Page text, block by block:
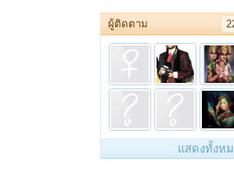
ผู้ติดตาม
แสดงทั้งห